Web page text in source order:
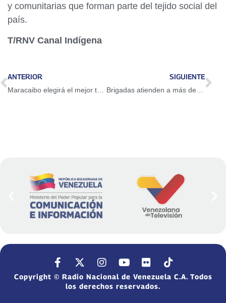
y comunitarias que forman parte del tejido social del
país.
T/RNV Canal Indígena
ANTERIOR
Maracaibo elegirá el mejor tumbarrancho
SIGUIENTE
Brigadas atienden a más de 55 mil adultos mayores de los círculos de abuelos en Valencia
Copyright © Radio Nacional de Venezuela C.A. Todos
los derechos reservados.